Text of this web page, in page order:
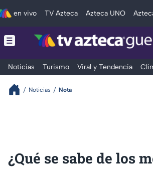
en vivo TV Azteca Azteca UNO
Noticias Turismo Viral y Tendencia
Noticias Nota
¿Qué se sabe de los